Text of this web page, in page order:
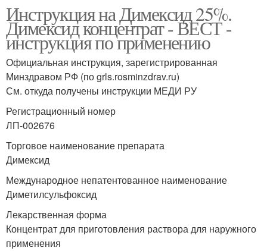
Инструкция на Димексид 25%.
Димексид концентрат - ВЕСТ -
инструкция по применению
Официальная инструкция, зарегистрированная
Минздравом РФ (по grls.rosminzdrav.ru)
См. откуда получены инструкции МЕДИ РУ
Регистрационный номер
ЛП-002676
Торговое наименование препарата
Димексид
Международное непатентованное наименование
Диметилсульфоксид
Лекарственная форма
Концентрат для приготовления раствора для наружного
применения